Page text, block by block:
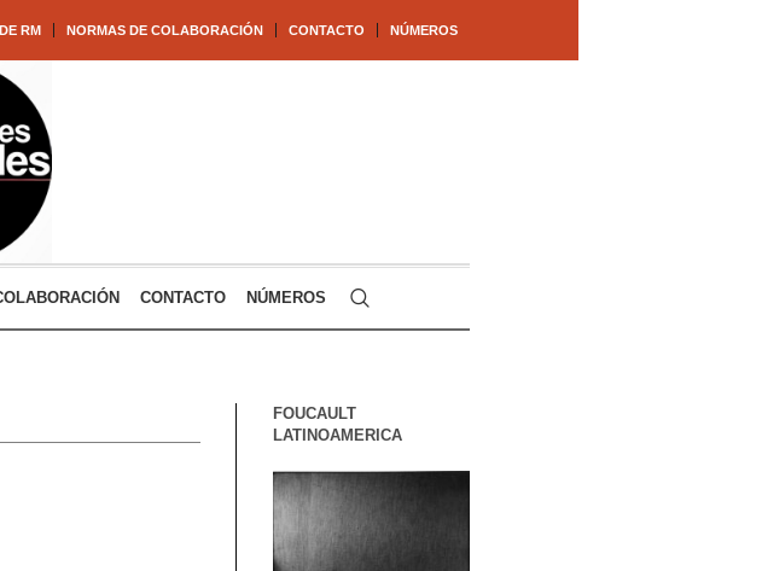
RM NORMAS DE COLABORACIÓN CONTACTO NÚMEROS
CONTACTO NÚMEROS
FOUCAULT
LATINOAMERICA